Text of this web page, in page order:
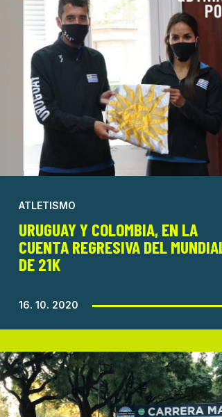
ATLETISMO
URUGUAY Y COLOMBIA, EN LA
CUENTA REGRESIVA DEL
DE 21K
16. 10. 2020